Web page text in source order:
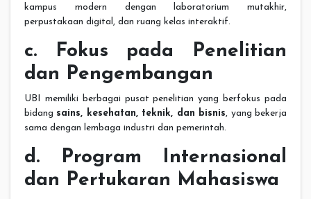
kampus modern dengan laboratorium mutakhir,
perpustakaan digital, dan ruang kelas interaktif.
c. Fokus pada Penelitian
dan Pengembangan
UBI memiliki berbagai pusat penelitian yang berfokus pada
bidangsains, kesehatan, teknik, dan bisnis, yang bekerja
sama dengan lembaga industri dan pemerintah.
d. Program Internasional
dan Pertukaran Mahasiswa